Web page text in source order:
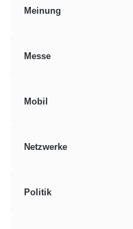
Meinung
Messe
Mobil
Netzwerke
Politik